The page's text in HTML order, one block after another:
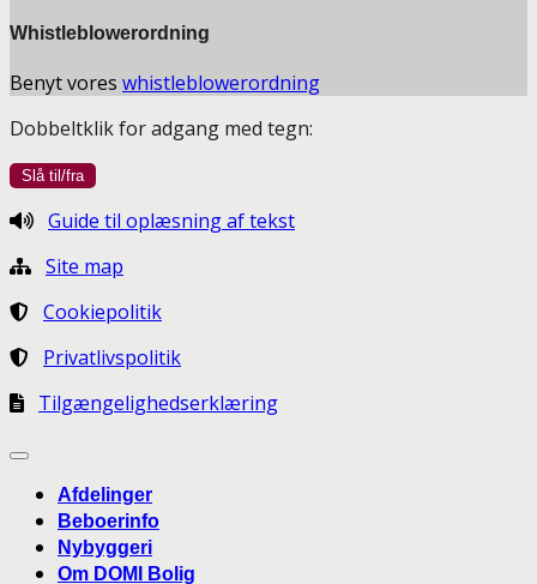
Whistleblowerordning
Benyt vores whistleblowerordning
Dobbeltklik for adgang med tegn:
Guide til oplæsning af tekst
Site map
Cookiepolitik
Privatlivspolitik
Tilgængelighedserklæring
Afdelinger
Beboerinfo
Nybyggeri
Om DOMI Bolig